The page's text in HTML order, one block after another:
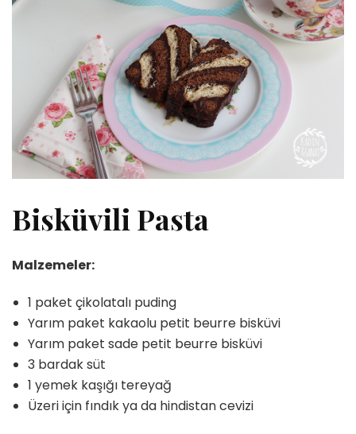
Bisküvili Pasta
Malzemeler:
1 paket çikolatalı puding
Yarım paket kakaolu petit beurre bisküvi
Yarım paket sade petit beurre bisküvi
3 bardak süt
1 yemek kaşığı tereyağ
Üzeri için fındık ya da hindistan cevizi